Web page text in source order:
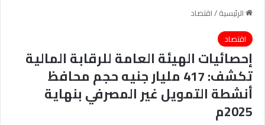
الرئيسية/اقتصاد
اقتصاد
إحصائيات الهيئة العامة للرقابة المالية
تكشف: 417 مليار جنيه حجم محافظ
أنشطة التمويل غير المصرفي بنهاية
2025م